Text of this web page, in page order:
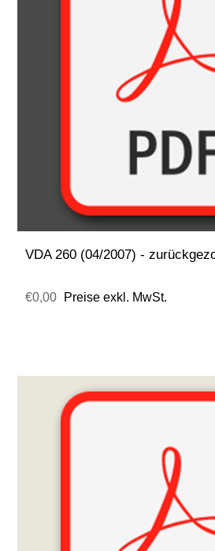
VDA 260 (04/2007) -
€0,00 Preise exkl. MwSt.